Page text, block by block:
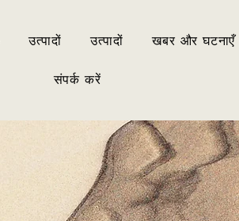
उत्पादों उत्पादों खबर और घटनाएँ
संपर्क करें